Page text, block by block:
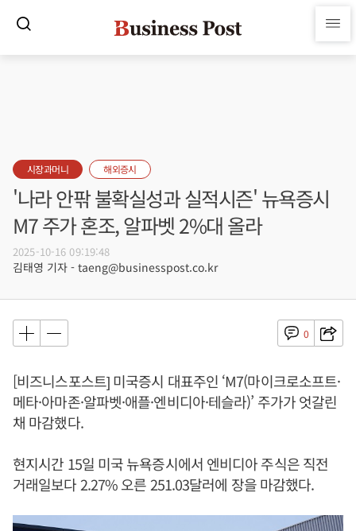
시장과머니 해외증시
'나라 안팎 불확실성과 실적시즌' 뉴욕증시
M7 주가 혼조, 알파벳 2%대 올라
2025-10-16 09:19:48
김태영 기자 - taeng@businesspost.co.kr
0
[비즈니스포스트] 미국증시 대표주인 ‘M7(마이크로소프트·
메타·아마존·알파벳·애플·엔비디아·테슬라)’ 주가가 엇갈린
채 마감했다.
현지시간 15일 미국 뉴욕증시에서 엔비디아 주식은 직전
거래일보다 2.27% 오른 251.03달러에 장을 마감했다.